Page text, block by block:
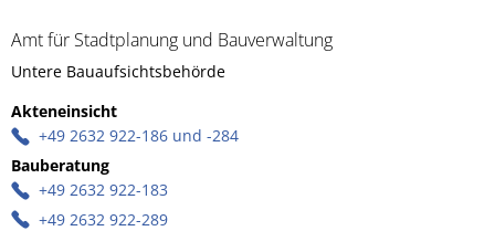
Amt für Stadtplanung und Bauverwaltung
Untere Bauaufsichtsbehörde
Akteneinsicht
+49 2632 922-186 und -284
Bauberatung
+49 2632 922-183
+49 2632 922-289